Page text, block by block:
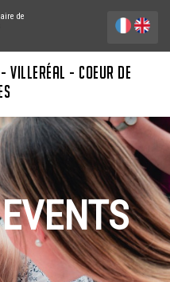
de
VILLERÉAL - COEUR DE